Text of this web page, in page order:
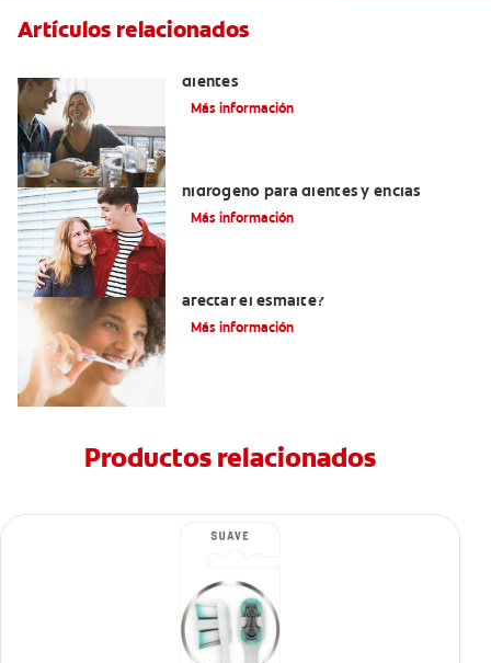
Artículos relacionados
dientes
Más información
hidrógeno para dientes y encías
Más información
afectar el esmalte?
Más información
Productos relacionados